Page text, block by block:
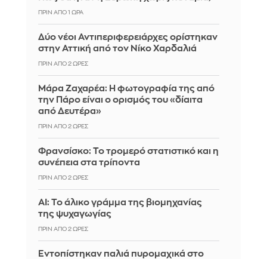
ΠΡΙΝ ΑΠΌ 1 ΏΡΑ
Δύο νέοι Αντιπεριφερειάρχες ορίστηκαν
στην Αττική από τον Νίκο Χαρδαλιά
ΠΡΙΝ ΑΠΌ 2 ΏΡΕΣ
Μάρα Ζαχαρέα: Η φωτογραφία της από
την Πάρο είναι ο ορισμός του «δίαιτα
από Δευτέρα»
ΠΡΙΝ ΑΠΌ 2 ΏΡΕΣ
Φρανσίσκο: Το τρομερό στατιστικό και η
συνέπεια στα τρίποντα
ΠΡΙΝ ΑΠΌ 2 ΏΡΕΣ
AI: Το άλικο γράμμα της βιομηχανίας
της ψυχαγωγίας
ΠΡΙΝ ΑΠΌ 2 ΏΡΕΣ
Εντοπίστηκαν παλιά πυρομαχικά στο